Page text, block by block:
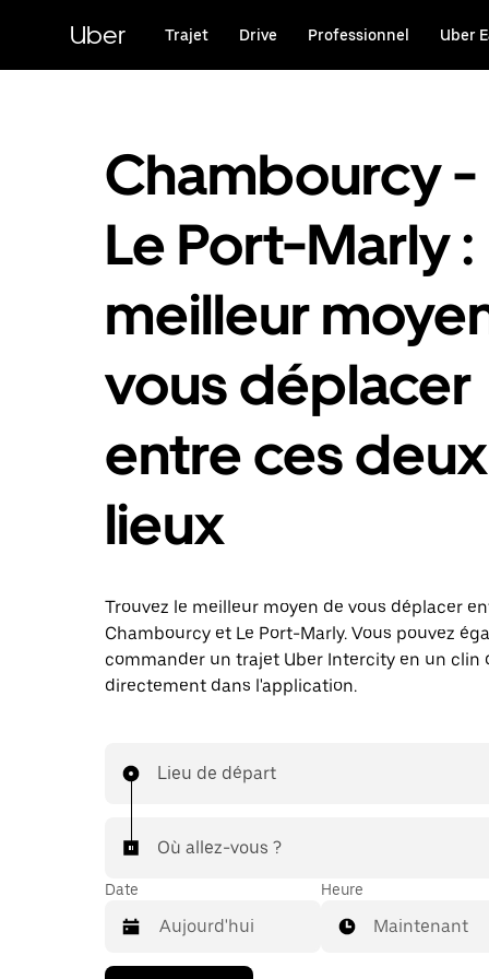
principal
Uber Trajet Drive Professionnel Uber
Chambourcy -
Le Port-Marly :
meilleur
vous déplacer
entre ces deux
lieux
Trouvez le meilleur moyen de vous déplacer
Chambourcy et Le Port-Marly. Vous pouvez
commander un trajet Uber Intercity en un clin
directement dans l'application.
Lieu de départ
Où allez-vous ?
Date Heure
Maintenant